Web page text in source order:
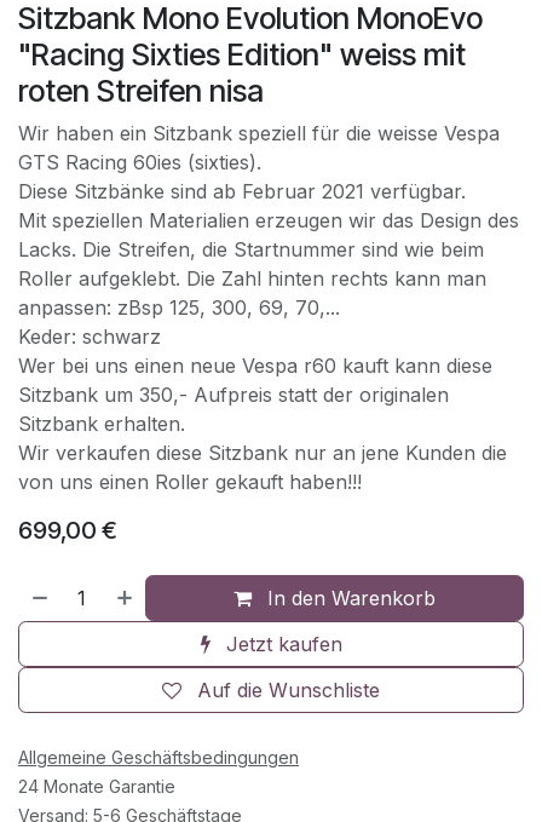
Sitzbank Mono Evolution MonoEvo
"Racing Sixties Edition" weiss mit
roten Streifen nisa
Wir haben ein Sitzbank speziell für die weisse Vespa
GTS Racing 60ies (sixties).
Diese Sitzbänke sind ab Februar 2021 verfügbar.
Mit speziellen Materialien erzeugen wir das Design des
Lacks. Die Streifen, die Startnummer sind wie beim
Roller aufgeklebt. Die Zahl hinten rechts kann man
anpassen: zBsp 125, 300, 69, 70,...
Keder: schwarz
Wer bei uns einen neue Vespa r60 kauft kann diese
Sitzbank um 350,- Aufpreis statt der originalen
Sitzbank erhalten.
Wir verkaufen diese Sitzbank nur an jene Kunden die
von uns einen Roller gekauft haben!!!
699,00 €
In den Warenkorb
Jetzt kaufen
Auf die Wunschliste
Allgemeine Geschäftsbedingungen
24 Monate Garantie
Versand: 5-6 Geschäftstage